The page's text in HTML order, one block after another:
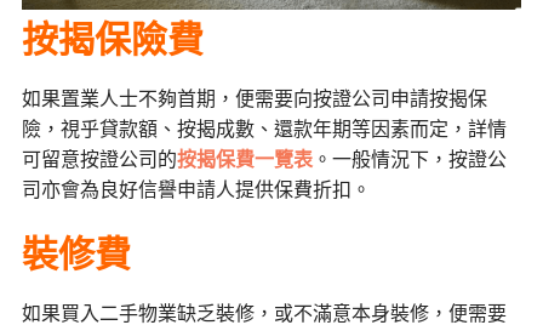
按揭保險費
如果置業人士不夠首期，便需要向按證公司申請按揭保
險，視乎貸款額、按揭成數、還款年期等因素而定，詳情
可留意按證公司的按揭保費一覽表。一般情況下，按證公
司亦會為良好信譽申請人提供保費折扣。
裝修費
如果買入二手物業缺乏裝修，或不滿意本身裝修，便需要